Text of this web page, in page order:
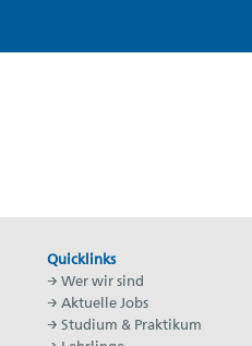
Quicklinks
→ Wer wir sind
→ Aktuelle Jobs
→ Studium & Praktikum